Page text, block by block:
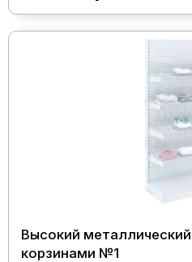
Высокий
корзинами №1